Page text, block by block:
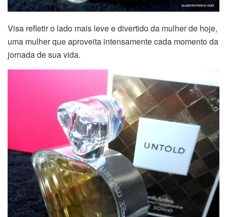
Visa refletir o lado mais leve e divertido da mulher de hoje,
uma mulher que aproveita intensamente cada momento da
jornada de sua vida.